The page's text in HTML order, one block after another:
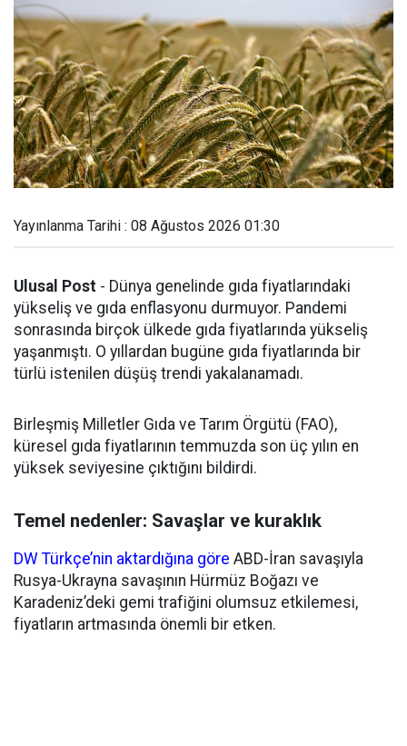
Yayınlanma Tarihi : 08 Ağustos 2026 01:30
Ulusal Post - Dünya genelinde gıda fiyatlarındaki
yükseliş ve gıda enflasyonu durmuyor. Pandemi
sonrasında birçok ülkede gıda fiyatlarında yükseliş
yaşanmıştı. O yıllardan bugüne gıda fiyatlarında bir
türlü istenilen düşüş trendi yakalanamadı.
Birleşmiş Milletler Gıda ve Tarım Örgütü (FAO),
küresel gıda fiyatlarının temmuzda son üç yılın en
yüksek seviyesine çıktığını bildirdi.
Temel nedenler: Savaşlar ve kuraklık
DW Türkçe’nin aktardığına göre ABD-İran savaşıyla
Rusya-Ukrayna savaşının Hürmüz Boğazı ve
Karadeniz’deki gemi trafiğini olumsuz etkilemesi,
fiyatların artmasında önemli bir etken.